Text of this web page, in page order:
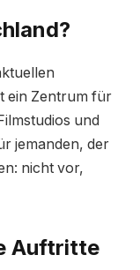
ein Zentrum für
und
jemanden, der
nicht vor,
Auftritte